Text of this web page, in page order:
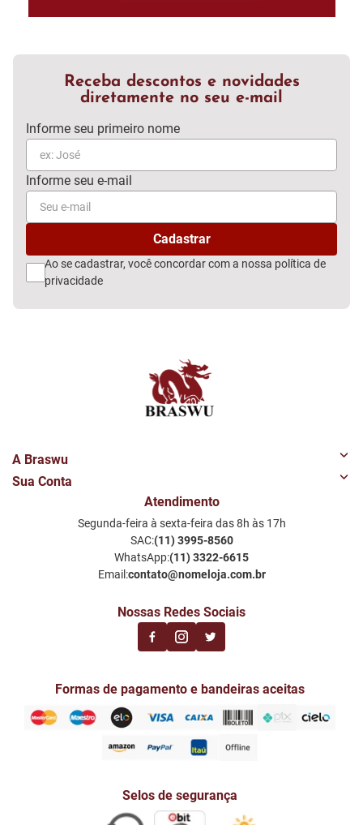
Receba descontos e novidades
diretamente no seu e-mail
Ao se cadastrar, você concordar com a nossa política de
privacidade
A Braswu
Quem Somos
Perguntas Frequentes
Política de Privacidade LGPD
Sua Conta
Meus Favoritos
Notificações por email
Atendimento
Segunda-feira à sexta-feira das 8h às 17h
SAC:(11) 3995-8560
WhatsApp:(11) 3322-6615
Email:contato@nomeloja.com.br
Nossas Redes Sociais
Formas de pagamento e bandeiras aceitas
Selos de segurança